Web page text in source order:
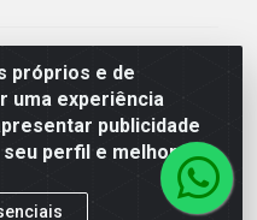
próprios e de
uma experiência
publicidade
perfil e melhorar a
KM 82 - Prazeres,
CEP 54.335-000 - CNPJ
Comércio de Pneus